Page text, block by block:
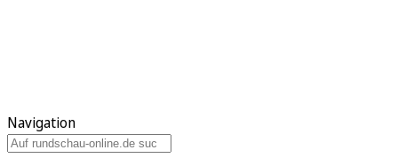
Navigation